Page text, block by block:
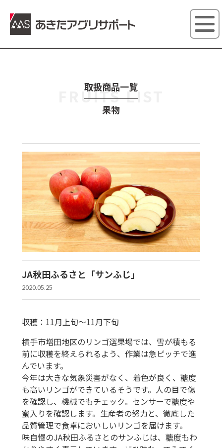
あきたア
取扱商品一覧
果物
FRUITS LIST
JA秋田ふるさと「サンふじ」
2020.05.25
収穫：11月上旬〜11月下旬
横手市増田地区のリンゴ選果場では、雪が積もる
前に収穫を終えられるよう、作業は急ピッチで進
んでいます。
今年は大きな気象災害がなく、着色が良く、糖度
も高いリンゴができているそうです。人の目で傷
を確認し、機械でもチェック。センサーで糖度や
蜜入りを確認します。生産者の努力と、徹底した
品質管理で食卓においしいリンゴを届けます。
味自慢のJA秋田ふるさとのサンふじは、糖度もわ